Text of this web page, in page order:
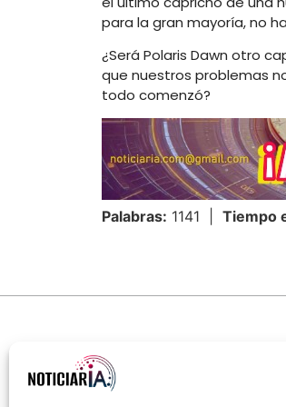
para la gran mayoría, no
¿Será Polaris Dawn otro
que nuestros problemas
todo comenzó?
Palabras: 1141 | Tiempo